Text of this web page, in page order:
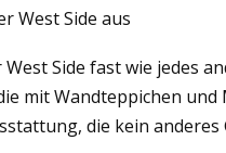
West Side aus
Side fast wie jedes
mit Wandteppichen und
die kein anderes